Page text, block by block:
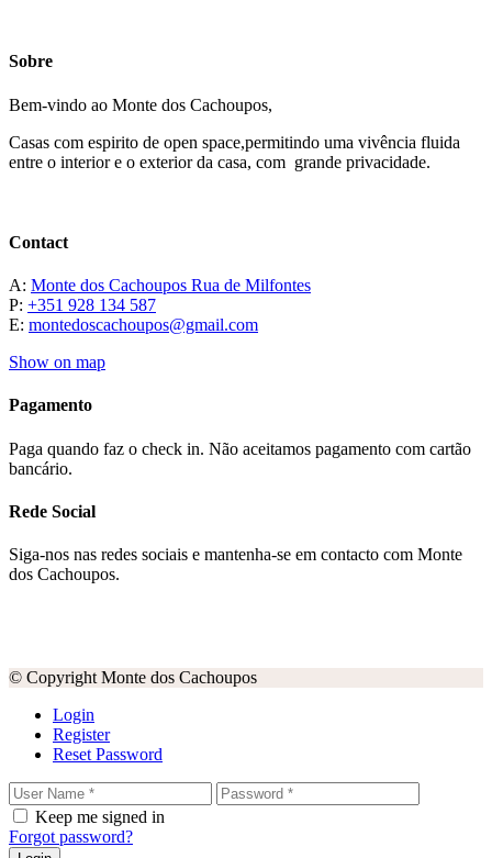
Sobre
Bem-vindo ao Monte dos Cachoupos,
Casas com espirito de open space,permitindo uma vivência fluida
entre o interior e o exterior da casa, com grande privacidade.
Contact
A: Monte dos Cachoupos Rua de Milfontes
P: +351 928 134 587
E: montedoscachoupos@gmail.com
Show on map
Pagamento
Paga quando faz o check in. Não aceitamos pagamento com cartão
bancário.
Rede Social
Siga-nos nas redes sociais e mantenha-se em contacto com Monte
dos Cachoupos.
© Copyright Monte dos Cachoupos
Login
Register
Reset Password
Keep me signed in
Forgot password?